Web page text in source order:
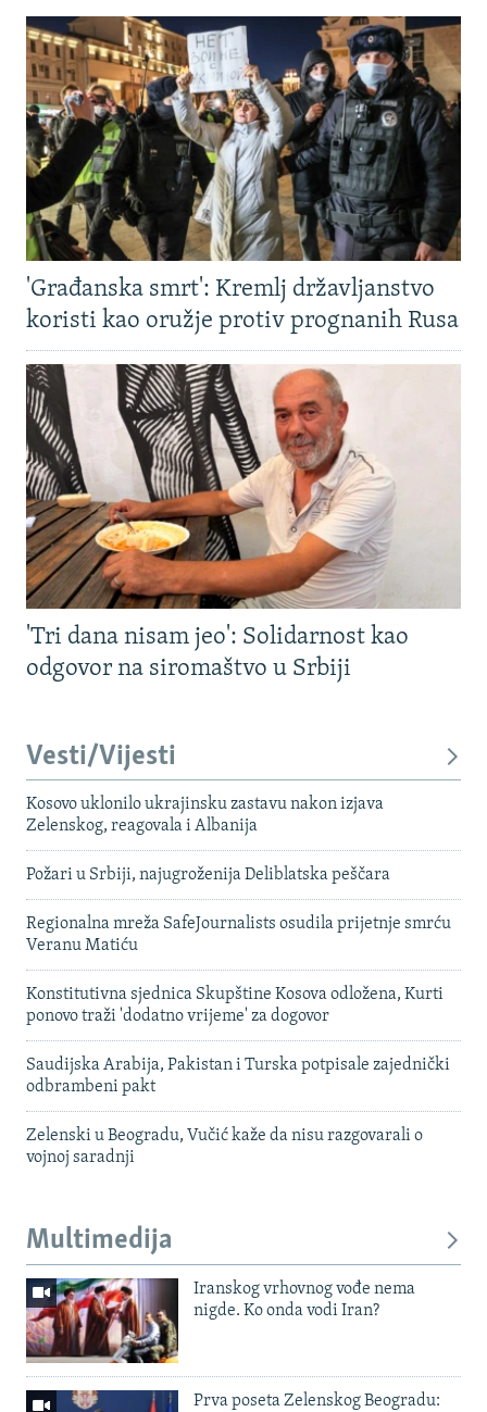
'Građanska smrt': Kremlj državljanstvo
koristi kao oružje protiv prognanih Rusa
'Tri dana nisam jeo': Solidarnost kao
odgovor na siromaštvo u Srbiji
Vesti/Vijesti
Kosovo uklonilo ukrajinsku zastavu nakon izjava
Zelenskog, reagovala i Albanija
Požari u Srbiji, najugroženija Deliblatska peščara
Regionalna mreža SafeJournalists osudila prijetnje smrću
Veranu Matiću
Konstitutivna sjednica Skupštine Kosova odložena, Kurti
ponovo traži 'dodatno vrijeme' za dogovor
Saudijska Arabija, Pakistan i Turska potpisale zajednički
odbrambeni pakt
Zelenski u Beogradu, Vučić kaže da nisu razgovarali o
vojnoj saradnji
Multimedija
Iranskog vrhovnog vođe nema
nigde. Ko onda vodi Iran?
Prva poseta Zelenskog Beogradu: